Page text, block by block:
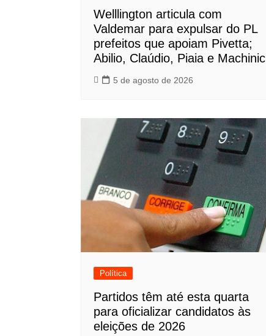
Welllington articula com
Valdemar para expulsar do PL
prefeitos que apoiam Pivetta;
Abilio, Claúdio, Piaia e Machinic
5 de agosto de 2026
Política
Partidos têm até esta quarta
para oficializar candidatos às
eleições de 2026